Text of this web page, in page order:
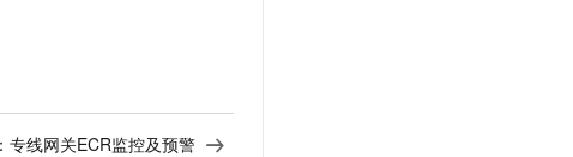
专线网关ECR监控及预警